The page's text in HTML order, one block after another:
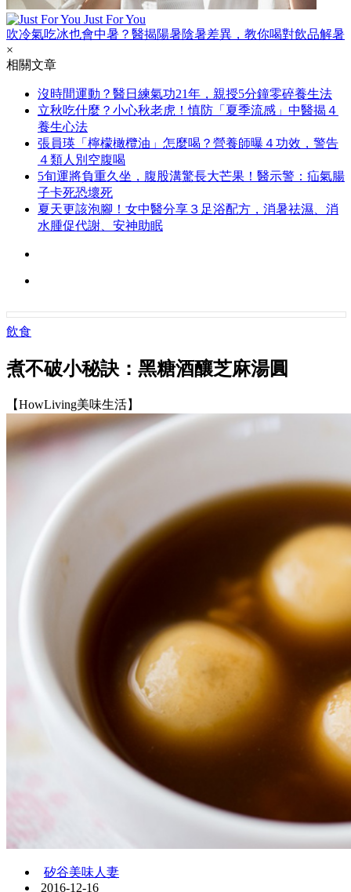
Just For You
吹冷氣吃冰也會中暑？醫揭陽暑陰暑差異，教你喝對飲品解暑
×
相關文章
沒時間運動？醫日練氣功21年，親授5分鐘零碎養生法
立秋吃什麼？小心秋老虎！慎防「夏季流感」中醫揭４
養生心法
張員瑛「檸檬橄欖油」怎麼喝？營養師曝４功效，警告
４類人別空腹喝
5旬運將負重久坐，腹股溝驚長大芒果！醫示警：疝氣腸
子卡死恐壞死
夏天更該泡腳！女中醫分享３足浴配方，消暑祛濕、消
水腫促代謝、安神助眠
飲食
煮不破小秘訣：黑糖酒釀芝麻湯圓
【HowLiving美味生活】
矽谷美味人妻
2016-12-16